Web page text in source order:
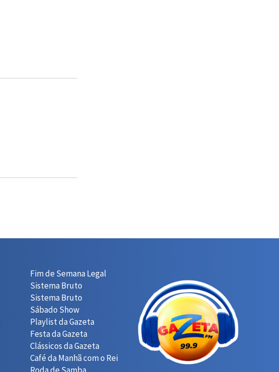
Fim de Semana Legal
Sistema Bruto
Sistema Bruto
Sábado Show
Playlist da Gazeta
Festa da Gazeta
Clássicos da Gazeta
Café da Manhã com o Rei